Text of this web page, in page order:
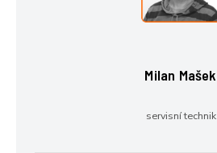
Milan Mašek
servisní technik